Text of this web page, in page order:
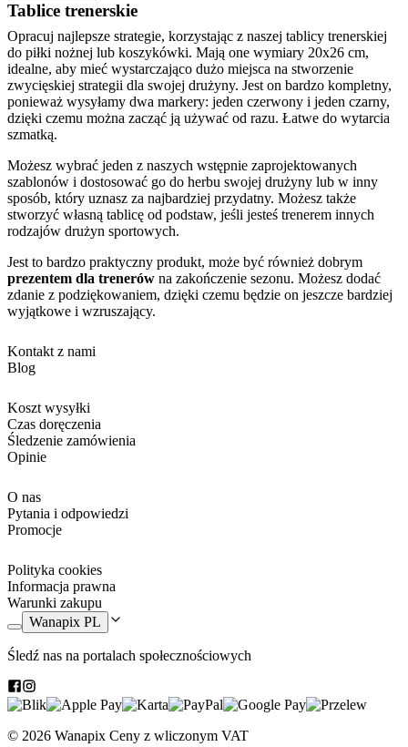
Tablice trenerskie
Opracuj najlepsze strategie, korzystając z naszej tablicy trenerskiej
do piłki nożnej lub koszykówki. Mają one wymiary 20x26 cm,
idealne, aby mieć wystarczająco dużo miejsca na stworzenie
zwycięskiej strategii dla swojej drużyny. Jest on bardzo kompletny,
ponieważ wysyłamy dwa markery: jeden czerwony i jeden czarny,
dzięki czemu można zacząć ją używać od razu. Łatwe do wytarcia
szmatką.
Możesz wybrać jeden z naszych wstępnie zaprojektowanych
szablonów i dostosować go do herbu swojej drużyny lub w inny
sposób, który uznasz za najbardziej przydatny. Możesz także
stworzyć własną tablicę od podstaw, jeśli jesteś trenerem innych
rodzajów drużyn sportowych.
Jest to bardzo praktyczny produkt, może być również dobrym
prezentem dla trenerów na zakończenie sezonu. Możesz dodać
zdanie z podziękowaniem, dzięki czemu będzie on jeszcze bardziej
wyjątkowe i wzruszający.
Kontakt z nami
Blog
Koszt wysyłki
Czas doręczenia
Śledzenie zamówienia
Opinie
O nas
Pytania i odpowiedzi
Promocje
Polityka cookies
Informacja prawna
Warunki zakupu
Wanapix PL
Śledź nas na portalach społecznościowych
© 2026 Wanapix Ceny z wliczonym VAT